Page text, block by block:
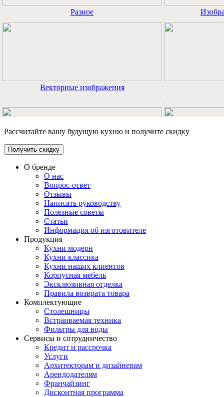
Рассчитайте вашу будущую кухню и получите скидку
Получить скидку
О бренде
О нас
Вопрос-ответ
Отзывы
Написать руководству
Полезные советы
Статьи
Информация об изготовителе
Продукция
Кухни модерн
Кухни классика
Кухни наших клиентов
Корпусная мебель
Эксклюзивная отделка
Правила возврата товара
Комплектующие
Столешницы
Встраиваемая техника
Фильтры для воды
Сервисы и сотрудничество
Кредит и рассрочка
Услуги
Архитекторам и дизайнерам
Арендодателям
Франчайзинг
Дисконтная программа